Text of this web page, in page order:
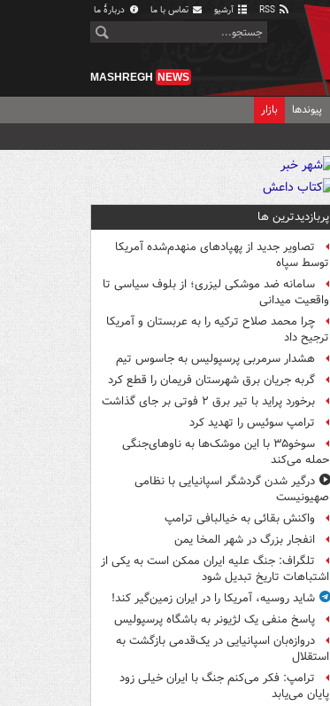
آرشیو تماس با ما دربارهٔ ما
MASHREGH NEWS
پیوندها بازار
پربازدیدترین ها
تصاویر جدید از پهپادهای منهدم‌شده آمریکا
توسط سپاه
سامانه ضد موشکی لیزری؛ از بلوف سیاسی تا
واقعیت میدانی
چرا محمد صلاح ترکیه را به عربستان و آمریکا
ترجیح داد
هشدار سرمربی پرسپولیس به جاسوس تیم
گربه جریان برق شهرستان فریمان را قطع کرد
برخورد پراید با تیر برق ۲ فوتی بر جای گذاشت
ترامپ سوئیس را تهدید کرد
سوخو۳۵ با این موشک‌ها به ناوهای‌جنگی
حمله می‌کند
درگیر شدن گردشگر اسپانیایی با نظامی
صهیونیست
واکنش بقائی به خیالبافی ترامپ
انفجار بزرگ در شهر المخا یمن
تلگراف: جنگ علیه ایران ممکن است به یکی از
اشتباهات تاریخ تبدیل شود
شاید روسیه، آمریکا را در ایران زمین‌گیر کند!
پاسخ منفی یک لژیونر به باشگاه پرسپولیس
دروازه‌بان اسپانیایی در یک‌قدمی بازگشت به
استقلال
ترامپ: فکر می‌کنم جنگ با ایران خیلی زود
پایان می‌یابد